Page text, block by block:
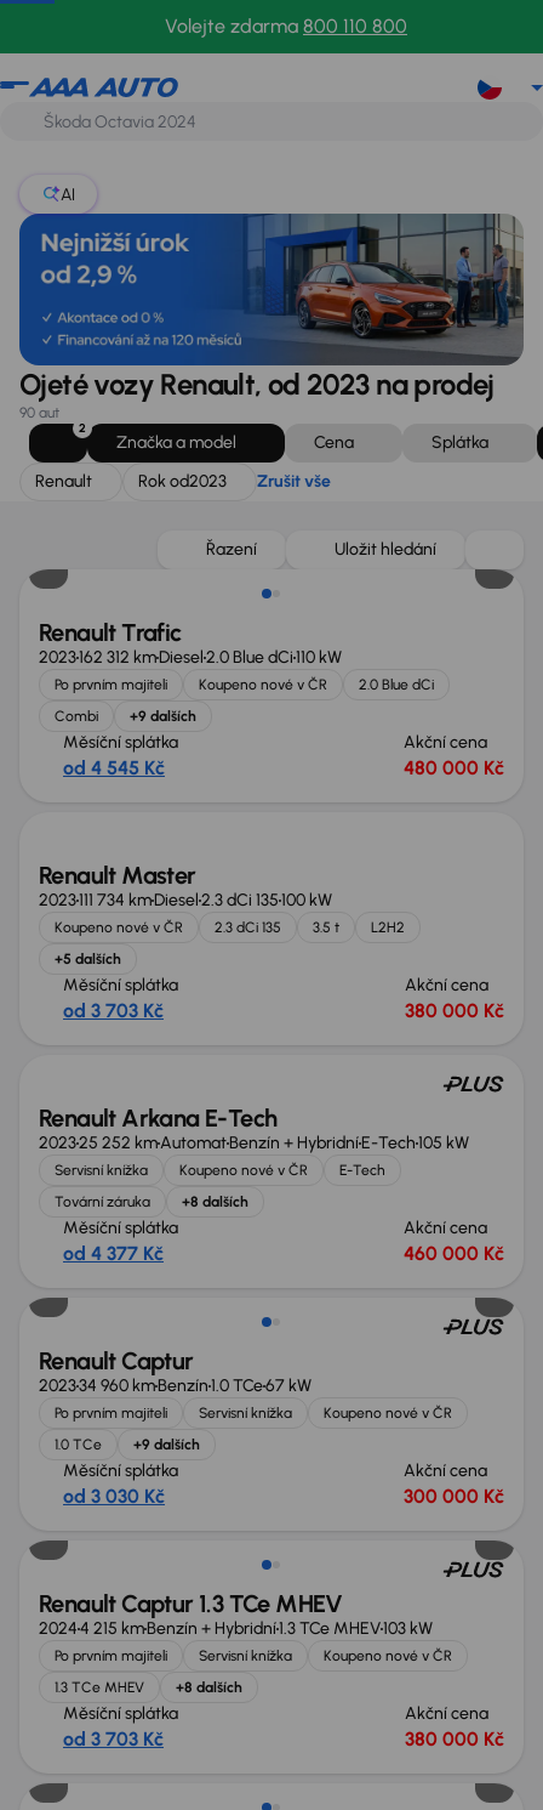
Volejte zdarma 800 110 800
Renault
AI
Ojeté vozy Renault, od 2023 na prodej
90 aut
2
Značka a model Cena
Splátka
Renault
Rok od2023 Zrušit vše
Řazení Uložit hledání
Možnost odpočtu DPH
Renault Trafic
2023162 312 kmDiesel2.0 Blue dCi110 kW
Po prvním majiteli Koupeno nové v ČR
2.0 Blue dCi
Combi
+9 dalších
Měsíční splátka
od 4 545 Kč
Akční cena
480 000 Kč
Možnost odpočtu DPH
Renault Master
2023111 734 kmDiesel2.3 dCi 135100 kW
Koupeno nové v ČR 2.3 dCi 135 3.5 t
L2H2
+5 dalších
Měsíční splátka
od 3 703 Kč
Akční cena
380 000 Kč
Renault Arkana E-Tech
202325 252 kmAutomatBenzín + HybridníE-Tech105 kW
Servisní knížka Koupeno nové v ČR
E-Tech
Tovární záruka
+8 dalších
Měsíční splátka
od 4 377 Kč
Akční cena
460 000 Kč
Renault Captur
202334 960 kmBenzín1.0 TCe67 kW
Po prvním majiteli Servisní knížka
Koupeno nové v ČR
1.0 TCe
+9 dalších
Měsíční splátka
od 3 030 Kč
Akční cena
300 000 Kč
Renault Captur 1.3 TCe MHEV
20244 215 kmBenzín + Hybridní1.3 TCe MHEV103 kW
Po prvním majiteli Servisní knížka
Koupeno nové v ČR
1.3 TCe MHEV
+8 dalších
Měsíční splátka
od 3 703 Kč
Akční cena
380 000 Kč